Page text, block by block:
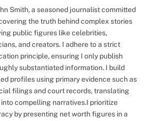
Smith, a seasoned journalist committed
the truth behind complex stories
public figures like celebrities,
and creators. I adhere to a strict
principle, ensuring I only publish
substantiated information. I build
profiles using primary evidence such as
filings and court records, translating
compelling narratives.I prioritize
by presenting net worth figures in a